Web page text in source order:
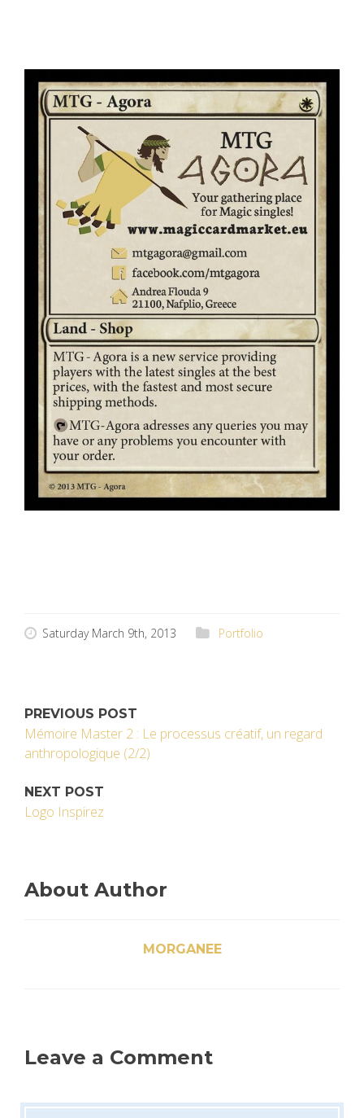
Saturday March 9th, 2013 Portfolio
PREVIOUS POST
Mémoire Master 2 : Le processus créatif, un regard
anthropologique (2/2)
NEXT POST
Logo Inspirez
About Author
MORGANEE
Leave a Comment